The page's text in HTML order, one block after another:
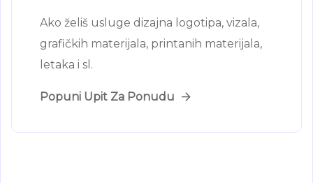
Ako želiš usluge dizajna logotipa, vizala,
grafičkih materijala, printanih materijala,
letaka i sl.
Popuni Upit Za Ponudu